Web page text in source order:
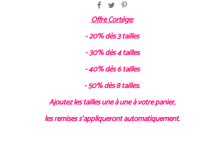
Offre Cortège:
- 20% dès 3 tailles
- 30% dès 4 tailles
- 40% dès 6 tailles
- 50% dès 8 tailles.
Ajoutez les tailles une à une à votre panier,
les remises s'appliqueront automatiquement.